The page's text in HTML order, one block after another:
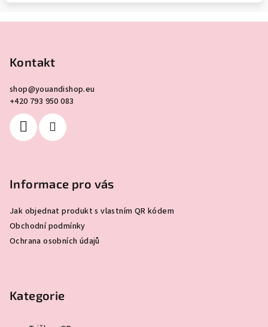
Kontakt
shop@youandishop.eu
+420 793 950 083
Informace pro vás
Jak objednat produkt s vlastním QR kódem
Obchodní podmínky
Ochrana osobních údajů
Kategorie